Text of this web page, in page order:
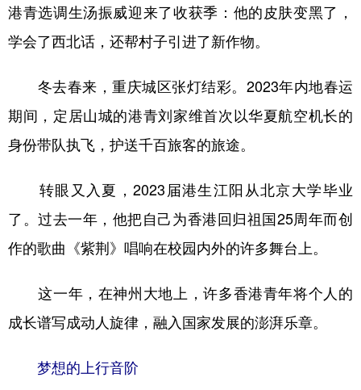
文化产业
地方频道
北京 天津 河北 山西
辽宁 吉林 上海
浙江 安徽 福建 江西
山东 河南 湖北 湖南
广东 广西 海南 重庆
四川 贵州 云南 西藏
陕西 甘肃 青海 宁夏
新疆 内蒙古
港青选调生汤振威迎来了收获季：他的皮肤变黑了，
学会了西北话，还帮村子引进了新作物。
冬去春来，重庆城区张灯结彩。2023年内地春运
期间，定居山城的港青刘家维首次以华夏航空机长的
身份带队执飞，护送千百旅客的旅途。
转眼又入夏，2023届港生江阳从北京大学毕业
了。过去一年，他把自己为香港回归祖国25周年而创
作的歌曲《紫荆》唱响在校园内外的许多舞台上。
这一年，在神州大地上，许多香港青年将个人的
成长谱写成动人旋律，融入国家发展的澎湃乐章。
梦想的上行音阶